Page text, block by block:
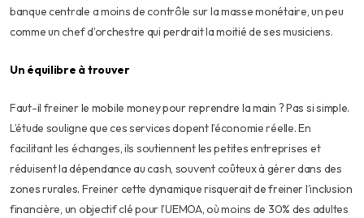
banque centrale a moins de contrôle sur la masse monétaire, un peu
comme un chef d’orchestre qui perdrait la moitié de ses musiciens.
Un équilibre à trouver
Faut-il freiner le mobile money pour reprendre la main ? Pas si simple.
L’étude souligne que ces services dopent l’économie réelle. En
facilitant les échanges, ils soutiennent les petites entreprises et
réduisent la dépendance au cash, souvent coûteux à gérer dans des
zones rurales. Freiner cette dynamique risquerait de freiner l’inclusion
financière, un objectif clé pour l’UEMOA, où moins de 30% des adultes